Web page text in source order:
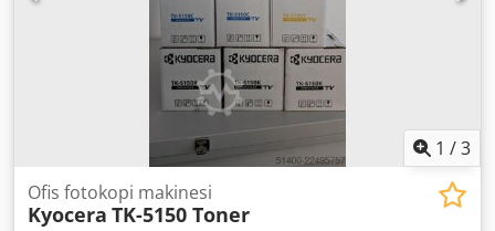
1 /3
Ofis fotokopi makinesi
Kyocera TK-5150 Toner